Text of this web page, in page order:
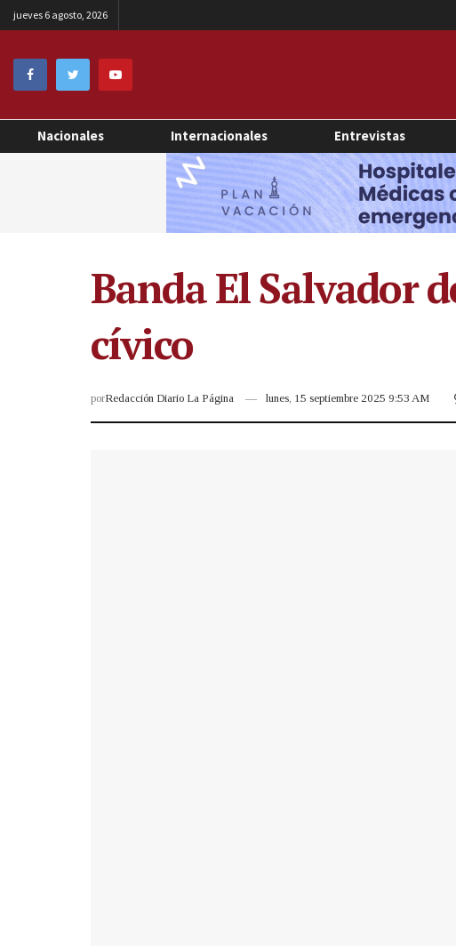
jueves 6 agosto, 2026
Nacionales Internacionales Entrevistas
Banda El Salvador
cívico
porRedacción Diario La Página lunes, 15 septiembre 2025 9:53 AM